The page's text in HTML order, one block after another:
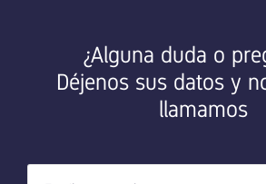
¿Alguna duda o
Déjenos sus datos y
llamamos